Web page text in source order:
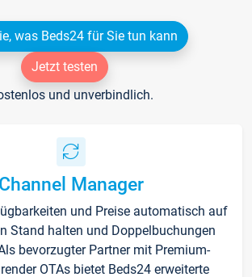
was Beds24 für Sie tun kann
Jetzt testen
und unverbindlich.
Channel Manager
und Preise automatisch auf
Stand halten und Doppelbuchungen
bevorzugter Partner mit Premium-
OTAs bietet Beds24 erweiterte